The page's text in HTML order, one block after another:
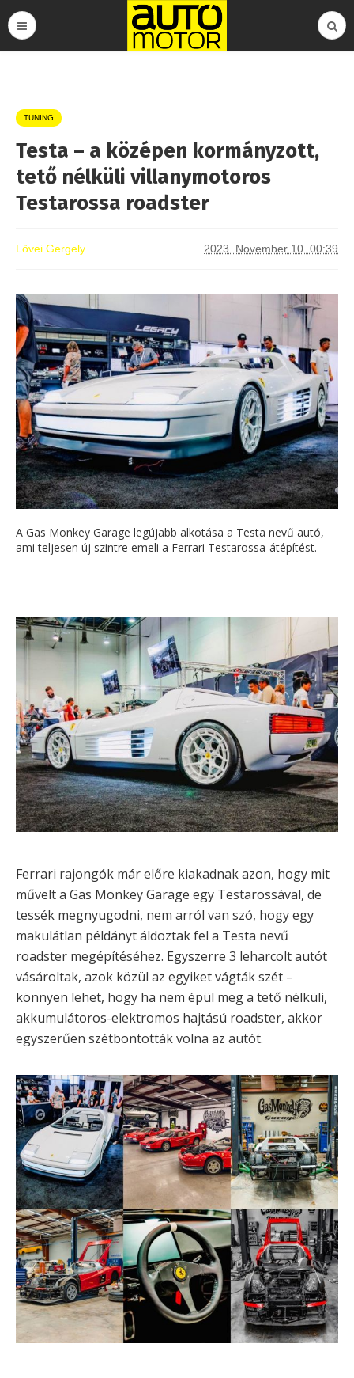
TUNING
Testa – a középen kormányzott,
tető nélküli villanymotoros
Testarossa roadster
Lővei Gergely 2023. November 10. 00:39
A Gas Monkey Garage legújabb alkotása a Testa nevű autó,
ami teljesen új szintre emeli a Ferrari Testarossa-átépítést.
Ferrari rajongók már előre kiakadnak azon, hogy mit
művelt a Gas Monkey Garage egy Testarossával, de
tessék megnyugodni, nem arról van szó, hogy egy
makulátlan példányt áldoztak fel a Testa nevű
roadster megépítéséhez. Egyszerre 3 leharcolt autót
vásároltak, azok közül az egyiket vágták szét –
könnyen lehet, hogy ha nem épül meg a tető nélküli,
akkumulátoros-elektromos hajtású roadster, akkor
egyszerűen szétbontották volna az autót.